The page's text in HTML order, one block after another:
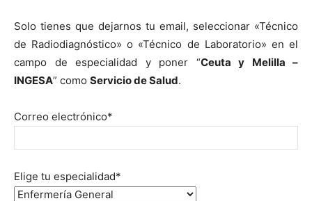
Solo tienes que dejarnos tu email, seleccionar «Técnico
de Radiodiagnóstico» o «Técnico de Laboratorio» en el
campo de especialidad y poner “Ceuta y Melilla –
INGESA” como Servicio de Salud.
Correo electrónico*
Elige tu especialidad*